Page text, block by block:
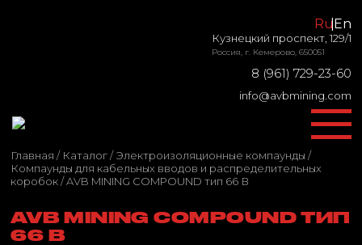
RuEn
Кузнецкий проспект, 129/1
Россия, г. Кемерово, 650051
8 (961) 729-23-60
info@avbmining.com
Главная / Каталог /Электроизоляционные компаунды /
Компаунды для кабельных вводов и распределительных
коробок /AVB MINING COMPOUND тип 66 В
AVB MINING COMPOUND ТИП
66 В